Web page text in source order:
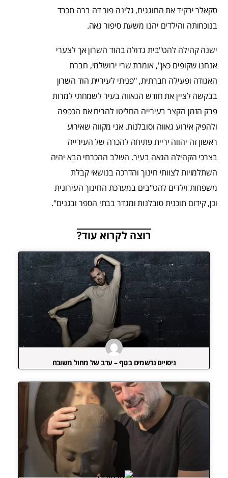
סקאלר ירקיד את החוגגים, גלינה פור דה ברה תכבד
בנוכחותה והילדים יהנו משעת סיפור גאה.
ישנה קהילה להט"בית גדולה בהוד השרון אך לצערי
אנחנו שקופים כאן", אומרת שרי ירושלמי, חברת
האגודה ופעילה חברתית, "פניתי לעיריית הוד השרון
בבקשה לציין את חודש הגאווה בעיר לשמחתי למרות
פרק הזמן הקצר בעירייה החליטו להרים את הכפפה
ולהפיק אירוע גאווה וסובלנות. אני מקווה שאירוע
ראשון זה יהווה יריית פתיחה להכרה של העירייה
בצרכי הקהילה הגאה בעיר. השלב ההכרחי הבא יהיה
השתלמויות לצוותי חינוך והדרכה בנושאי קבלת
משפחות וילדים להט"בים במערכת החינוך העירונית
וכן, קידום תוכנית סובלנות ומגדר בבתי הספר ובגנים".
רוצה לקרוא עוד?
ניסויים נרשמים בגוף – ערב של מחול משובח